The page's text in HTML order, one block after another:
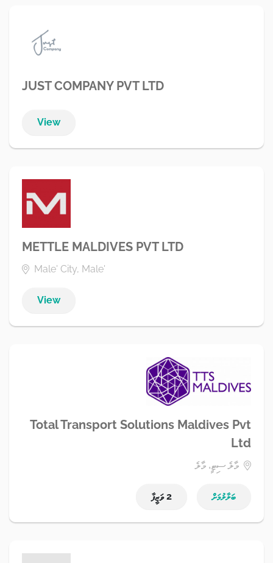
JUST COMPANY PVT LTD
View
METTLE MALDIVES PVT LTD
Male' City, Male'
View
Total Transport Solutions Maldives Pvt
Ltd
މާލެ ސިޓީ، މާލެ
ބަލާލުމަށް 2 ވަޒީފާ